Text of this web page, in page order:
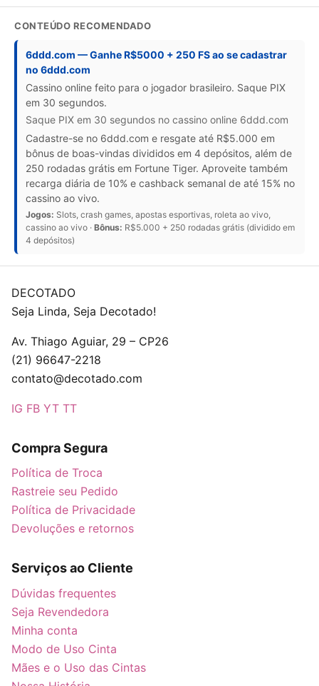
CONTEÚDO RECOMENDADO
6ddd.com — Ganhe R$5000 + 250 FS ao se cadastrar
no 6ddd.com
Cassino online feito para o jogador brasileiro. Saque PIX
em 30 segundos.
Saque PIX em 30 segundos no cassino online 6ddd.com
Cadastre-se no 6ddd.com e resgate até R$5.000 em
bônus de boas-vindas divididos em 4 depósitos, além de
250 rodadas grátis em Fortune Tiger. Aproveite também
recarga diária de 10% e cashback semanal de até 15% no
cassino ao vivo.
Jogos: Slots, crash games, apostas esportivas, roleta ao vivo,
cassino ao vivo · Bônus: R$5.000 + 250 rodadas grátis (dividido em
4 depósitos)
DECOTADO
Seja Linda, Seja Decotado!
Av. Thiago Aguiar, 29 – CP26
(21) 96647-2218
contato@decotado.com
IG FB YT TT
Compra Segura
Política de Troca
Rastreie seu Pedido
Política de Privacidade
Devoluções e retornos
Serviços ao Cliente
Dúvidas frequentes
Seja Revendedora
Minha conta
Modo de Uso Cinta
Mães e o Uso das Cintas